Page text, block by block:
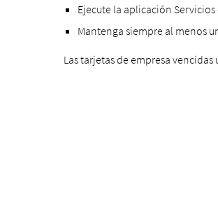
Ejecute la aplicación
Mantenga siempre al menos
Las tarjetas de empresa